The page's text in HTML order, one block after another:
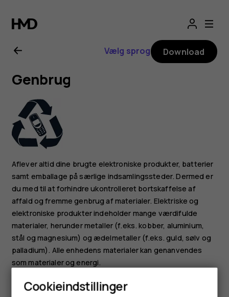
Brugervejledning
til
Nokia
8.1
Vælg sprog Download
Genbrug
Aflever altid dine brugte elektroniske produkter, batterier
samt emballage på særlige indsamlingssteder. Dermed er
du med til at forhindre ukontrolleret bortskaffelse af
affald og fremme genbrug af materialer. Elektriske og
elektroniske produkter indeholder mange værdifulde
materialer, herunder metaller (f.eks. kobber, aluminium,
stål og magnesium) og ædelmetaller (f.eks. guld, sølv og
palladium). Alle enhedens materialer kan genanvendes
som materialer og energi.
Cookieindstillinger